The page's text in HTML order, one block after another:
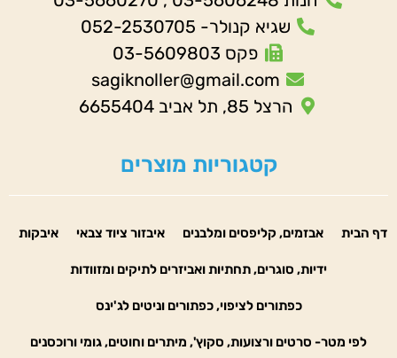
שגיא קנולר- 052-2530705
פקס 03-5609803
sagiknoller@gmail.com
הרצל 85, תל אביב 6655404
קטגוריות מוצרים
דף הבית אבזמים, קליפסים ומלבנים איבזור ציוד צבאי איבקות
ידיות, סוגרים, תחתיות ואביזרים לתיקים ומזוודות
כפתורים לציפוי, כפתורים וניטים לג'ינס
לפי מטר- סרטים ורצועות, סקוץ', מיתרים וחוטים, גומי ורוכסנים